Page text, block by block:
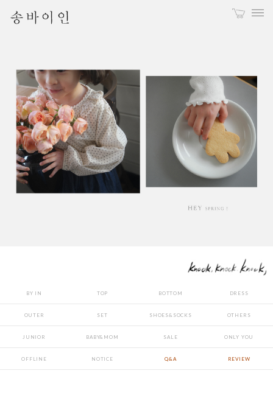
BY IN TOP BOTTOM DRESS
OUTER SET SHOES&SOCKS OTHERS
JUNIOR BABY&MOM SALE ONLY YOU
OFFLINE NOTICE Q&A REVIEW